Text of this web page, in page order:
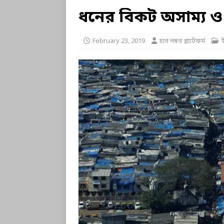
ধনের বিকট অসাম্য ও
February 23, 2019 চার নম্বর প্ল্যাটফর্ম